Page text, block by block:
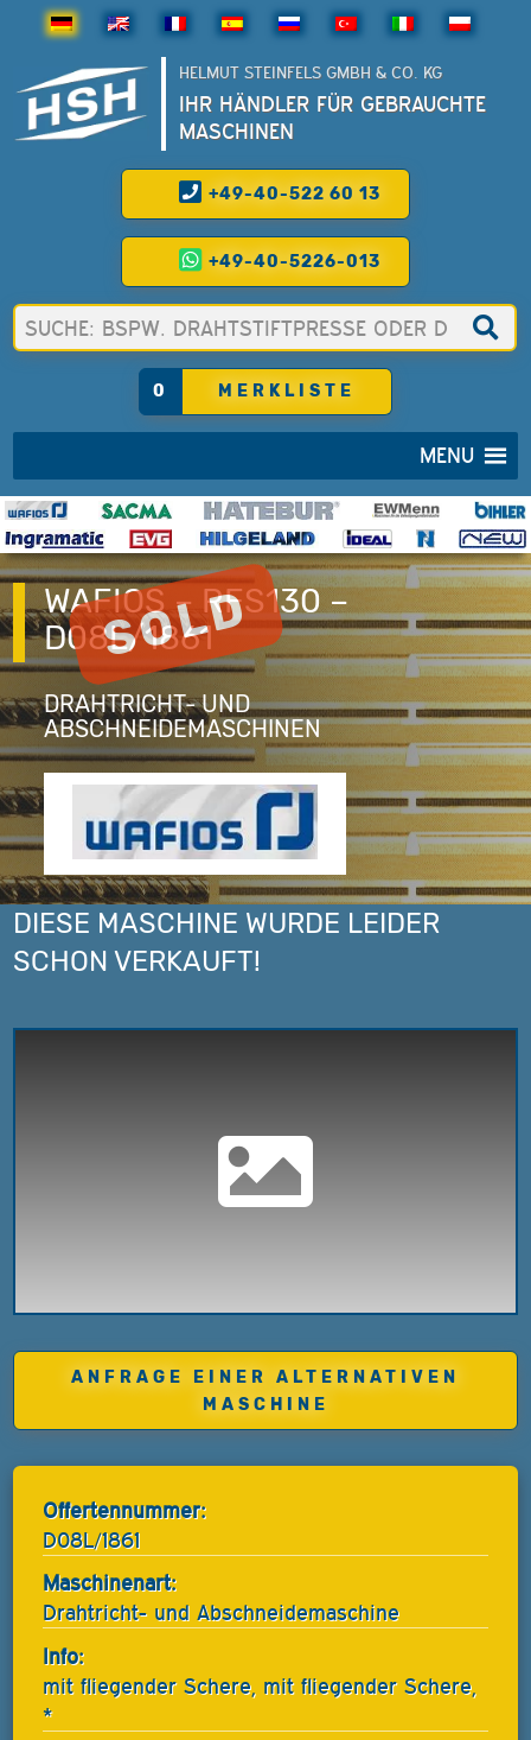
HELMUT STEINFELS GMBH & CO. KG
IHR HÄNDLER FÜR GEBRAUCHTE
MASCHINEN
+49-40-522 60 13
+49-40-5226-013
0 MERKLISTE
MENU
WAFIOS – RFS130 –
D08L/1861
DRAHTRICHT- UND
ABSCHNEIDEMASCHINEN
DIESE MASCHINE WURDE LEIDER
SCHON VERKAUFT!
ANFRAGE EINER ALTERNATIVEN
MASCHINE
Offertennummer:
D08L/1861
Maschinenart:
Drahtricht- und Abschneidemaschine
Info:
mit fliegender Schere, mit fliegender Schere,
*